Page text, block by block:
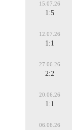
15.07.26
1:5
12.07.26
1:1
27.06.26
2:2
20.06.26
1:1
06.06.26